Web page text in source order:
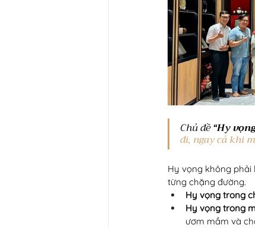
Chủ đề “Hy
đi, ngay cả khi
Hy vọng không phải
từng chặng đường.
Hy vọng trong
Hy vọng trong
ươm mầm và